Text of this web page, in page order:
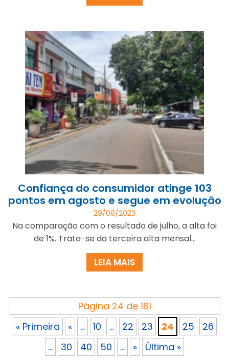
Confiança do consumidor atinge 103
pontos em agosto e segue em evolução
29/08/2023
Na comparação com o resultado de julho, a alta foi
de 1%. Trata-se da terceira alta mensal...
LEIA MAIS
Página 24 de 181
« Primeira
« ... 10 ... 22 23 24 25
26
...
30 40 50 ... » Última »